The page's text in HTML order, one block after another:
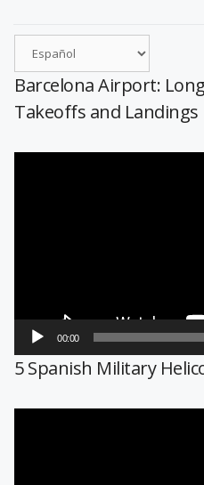
Barcelona Airport:
Takeoffs and Landings
00:00
5 Spanish Military